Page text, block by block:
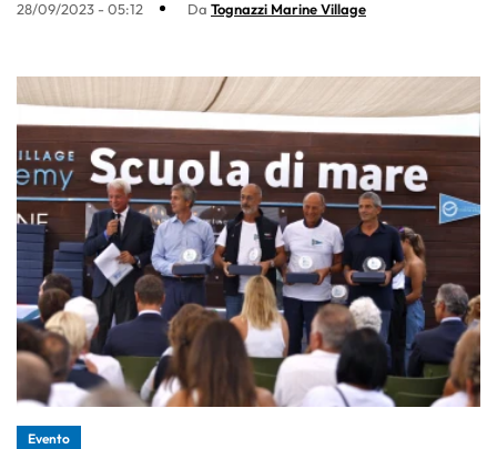
28/09/2023 - 05:12 Da Tognazzi Marine Village
Evento